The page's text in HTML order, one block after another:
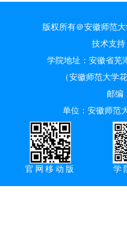
版权所有＠安徽师范
技术支持
学院地址：安徽省芜
（安徽师范大学
邮编
单位：安徽师范
官网移动版 学